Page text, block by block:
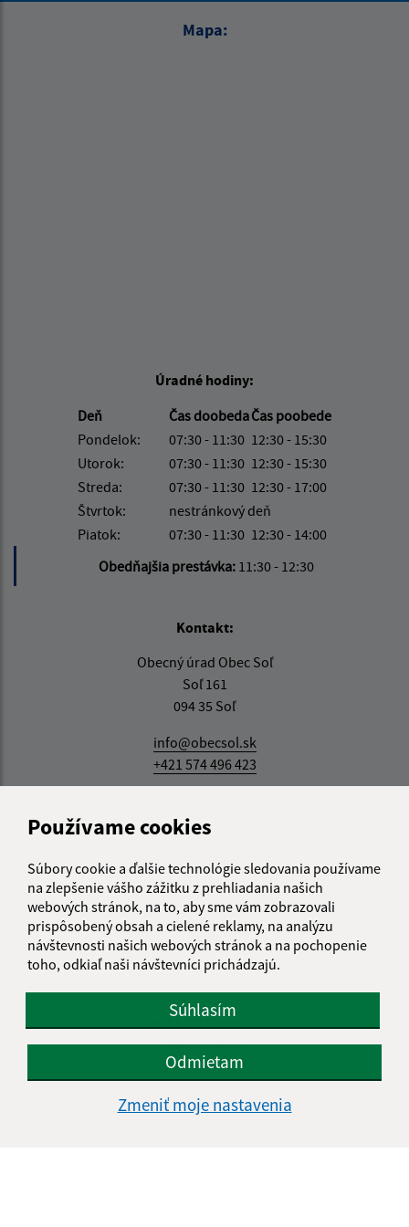
Používame cookies
Súbory cookie a ďalšie technológie sledovania používame
na zlepšenie vášho zážitku z prehliadania našich
webových stránok, na to, aby sme vám zobrazovali
prispôsobený obsah a cielené reklamy, na analýzu
návštevnosti našich webových stránok a na pochopenie
toho, odkiaľ naši návštevníci prichádzajú.
Súhlasím
Odmietam
Zmeniť moje nastavenia
Mapa:
Úradné hodiny:
Deň
Čas doobedaČas poobede
Pondelok:
07:30 - 11:30 12:30 - 15:30
Utorok:
07:30 - 11:30 12:30 - 15:30
Streda:
07:30 - 11:30 12:30 - 17:00
Štvrtok:
nestránkový deň
Piatok:
07:30 - 11:30 12:30 - 14:00
Obedňajšia prestávka: 11:30 - 12:30
Kontakt:
Obecný úrad Obec Soľ
Soľ 161
094 35 Soľ
info@obecsol.sk
+421 574 496 423
Informácie o stránke:
Vyhlásenie o prístupnosti
Autorské práva
Ochrana osobných údajov
Vytlačiť aktuálnu stránku
Mapa stránok
Cookies
Rýchle odkazy: